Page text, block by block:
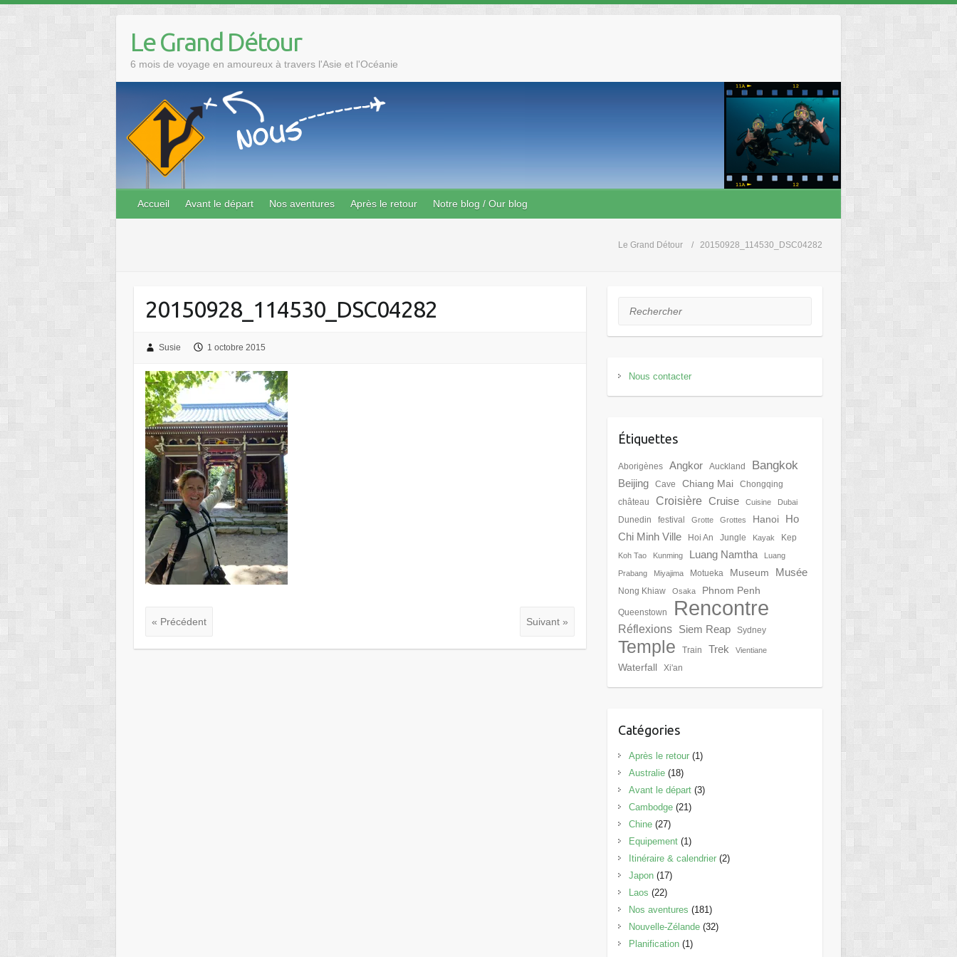
content
Le Grand Détour
6 mois de voyage en amoureux à travers l'Asie et l'Océanie
Accueil Avant le départ Nos aventures Après le retour Notre blog / Our blog
Le Grand Détour 20150928_114530_DSC04282
20150928_114530_DSC04282
Susie 1 octobre 2015
« Précédent Suivant »
Rechercher
Nous contacter
Étiquettes
Aborigènes Angkor Auckland Bangkok
Beijing Cave Chiang Mai
Chongqing
château
Croisière Cruise Cuisine Dubai
Dunedin festival Grotte Grottes Hanoi
Ho
Chi Minh Ville
Hoi An Jungle Kayak Kep
Koh Tao Kunming Luang Namtha Luang
Prabang Miyajima Motueka Museum Musée
Nong Khiaw Osaka Phnom Penh
Queenstown Rencontre
Réflexions Siem Reap Sydney
Temple Train Trek Vientiane
Waterfall Xi'an
Catégories
Après le retour(1)
Australie(18)
Avant le départ(3)
Cambodge(21)
Chine(27)
Equipement(1)
Itinéraire & calendrier(2)
Japon(17)
Laos (22)
Nos aventures (181)
Nouvelle-Zélande(32)
Planification(1)